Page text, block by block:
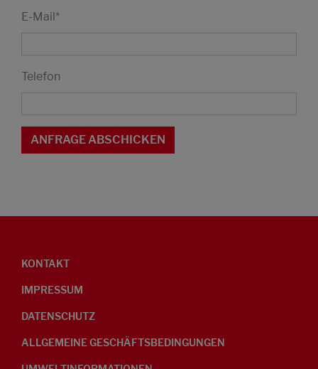
E-Mail*
Telefon
KONTAKT
IMPRESSUM
DATENSCHUTZ
ALLGEMEINE GESCHÄFTSBEDINGUNGEN